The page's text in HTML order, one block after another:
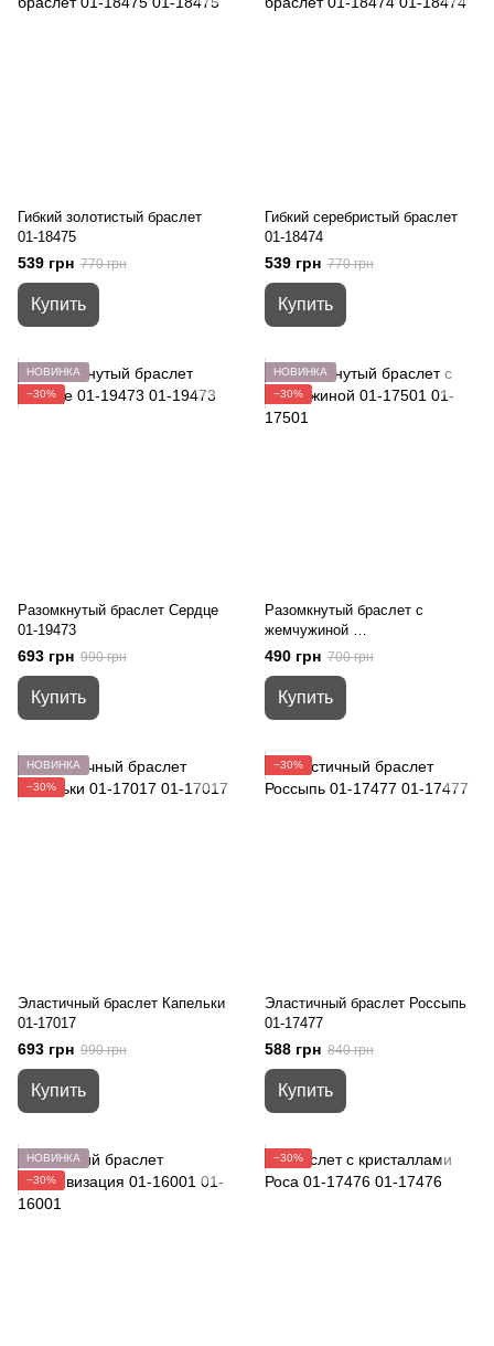
Гибкий золотистый браслет
01-18475
539 грн 770 грн
Купить
Гибкий серебристый браслет
01-18474
539 грн 770 грн
Купить
НОВИНКА
−30%
Разомкнутый браслет Сердце
01-19473
693 грн 990 грн
Купить
НОВИНКА
−30%
Разомкнутый браслет с
жемчужиной
01-17501
490 грн 700 грн
Купить
НОВИНКА
−30%
Эластичный браслет Капельки
01-17017
693 грн 990 грн
Купить
−30%
Эластичный браслет Россыпь
01-17477
588 грн 840 грн
Купить
НОВИНКА
−30%
−30%